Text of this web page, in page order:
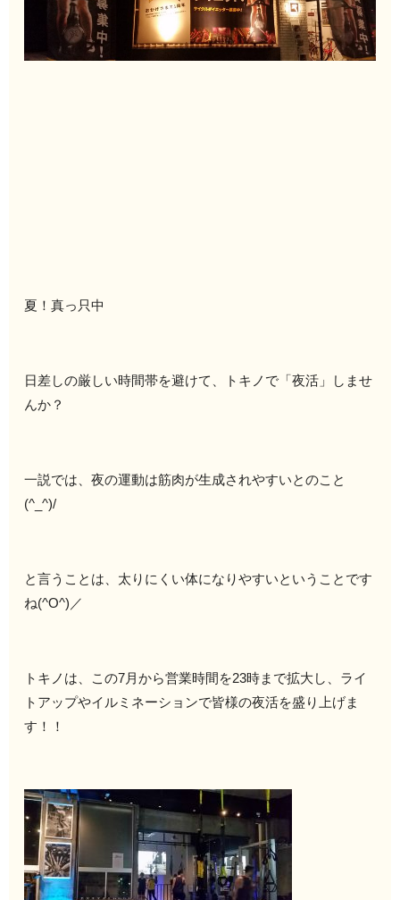
夏！真っ只中
日差しの厳しい時間帯を避けて、トキノで「夜活」しませ
んか？
一説では、夜の運動は筋肉が生成されやすいとのこと
(^_^)/
と言うことは、太りにくい体になりやすいということです
ね(^O^)／
トキノは、この7月から営業時間を23時まで拡大し、ライ
トアップやイルミネーションで皆様の夜活を盛り上げま
す！！